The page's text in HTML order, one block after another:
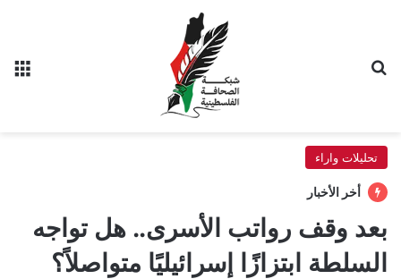
تحليلات واراء
أخر الأخبار
بعد وقف رواتب الأسرى.. هل تواجه
السلطة ابتزازًا إسرائيليًا متواصلاً؟